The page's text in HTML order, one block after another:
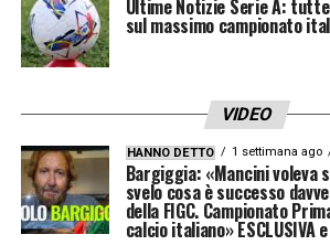
e con una formazione migliore
Anche nelle nazionali giovanili
recentemente al
dove sono arrivati in finale. E
nazionale maggiore sta
bene negli ultimi anni,
Ultime Notizie Serie A:
sul massimo campionato
VIDEO
HANNO DETTO 1 settimana ago
Bargiggia: «Mancini voleva
svelo cosa è successo
della FIGC. Campionato
calcio italiano» ESCLUSIVA e